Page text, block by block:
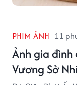
PHIM ẢNH 11
Ảnh gia đình
Vương Sở